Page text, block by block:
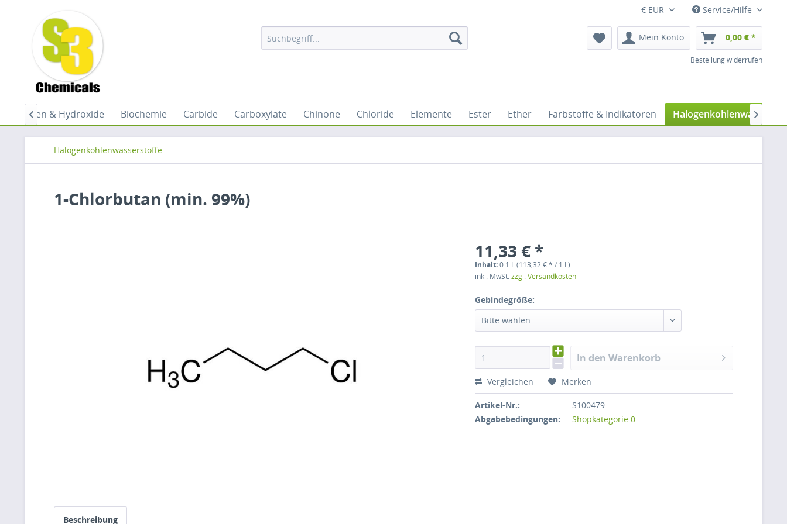
€ EUR Service/Hilfe
Mein Konto 0,00 € *
Bestellung widerrufen
Basen & Hydroxide Biochemie Carbide Carboxylate Chinone Chloride Elemente Ester Ether Farbstoffe & Indikatoren
 
Halogenkohlenwasserstoffe
1-Chlorbutan (min. 99%)
11,33 € *
Inhalt:0.1 L (113,32 € * / 1 L)
inkl. MwSt.zzgl. Versandkosten
Gebindegröße:
Bitte wählen
In den Warenkorb
Vergleichen Merken
Artikel-Nr.:
S100479
Abgabebedingungen:
Shopkategorie 0
Beschreibung